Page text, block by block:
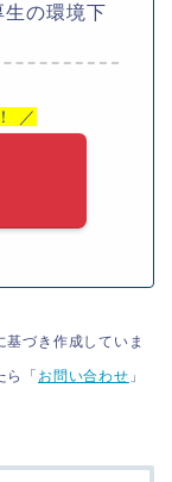
生の環境下
／
基づき作成していま
ら「 お問い合わせ 」